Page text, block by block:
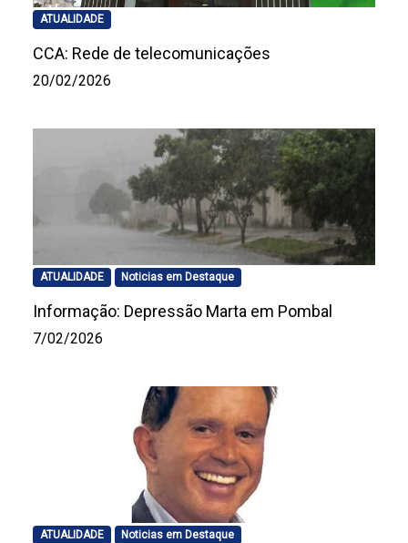
ATUALIDADE
CCA: Rede de telecomunicações
20/02/2026
ATUALIDADE Noticias em Destaque
Informação: Depressão Marta em Pombal
7/02/2026
ATUALIDADE Noticias em Destaque